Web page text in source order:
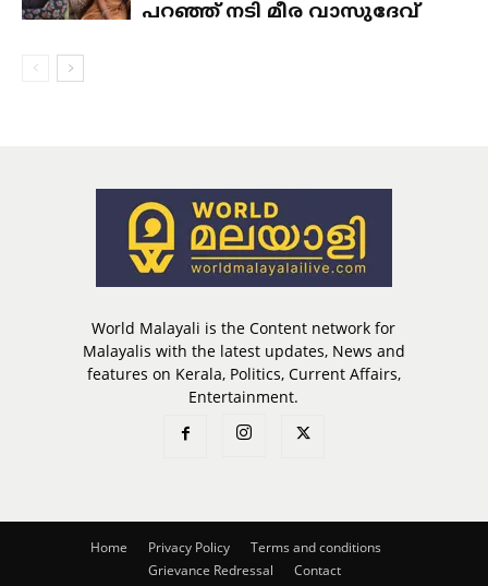
പറഞ്ഞ് നടി മീര വാസുദേവ്
World Malayali is the Content network for
Malayalis with the latest updates, News and
features on Kerala, Politics, Current Affairs,
Entertainment.
Home Privacy Policy
Terms and conditions
Grievance Redressal
Contact